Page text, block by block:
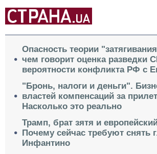
Опасность теории
чем говорит оценка разведки
вероятности конфликта РФ с
"Бронь, налоги и деньги".
властей компенсаций за
Насколько это реально
Трамп, брат зятя и
Почему сейчас требуют
Инфантино